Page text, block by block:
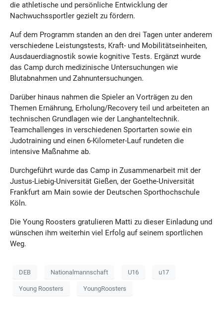
die athletische und persönliche Entwicklung der
Nachwuchssportler gezielt zu fördern.
Auf dem Programm standen an den drei Tagen unter anderem
verschiedene Leistungstests, Kraft- und Mobilitätseinheiten,
Ausdauerdiagnostik sowie kognitive Tests. Ergänzt wurde
das Camp durch medizinische Untersuchungen wie
Blutabnahmen und Zahnuntersuchungen.
Darüber hinaus nahmen die Spieler an Vorträgen zu den
Themen Ernährung, Erholung/Recovery teil und arbeiteten an
technischen Grundlagen wie der Langhanteltechnik.
Teamchallenges in verschiedenen Sportarten sowie ein
Judotraining und einen 6-Kilometer-Lauf rundeten die
intensive Maßnahme ab.
Durchgeführt wurde das Camp in Zusammenarbeit mit der
Justus-Liebig-Universität Gießen, der Goethe-Universität
Frankfurt am Main sowie der Deutschen Sporthochschule
Köln.
Die Young Roosters gratulieren Matti zu dieser Einladung und
wünschen ihm weiterhin viel Erfolg auf seinem sportlichen
Weg.
DEB Nationalmannschaft U16 u17
Young Roosters YoungRoosters